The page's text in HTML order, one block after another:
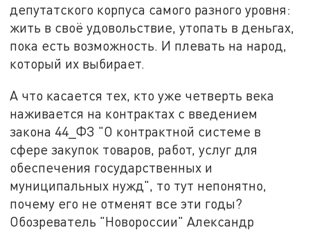
депутатского корпуса самого разного уровня:
жить в своё удовольствие, утопать в деньгах,
пока есть возможность. И плевать на народ,
который их выбирает.
А что касается тех, кто уже четверть века
наживается на контрактах с введением
закона 44_ФЗ "О контрактной системе в
сфере закупок товаров, работ, услуг для
обеспечения государственных и
муниципальных нужд", то тут непонятно,
почему его не отменят все эти годы?
Обозреватель "Новороссии" Александр